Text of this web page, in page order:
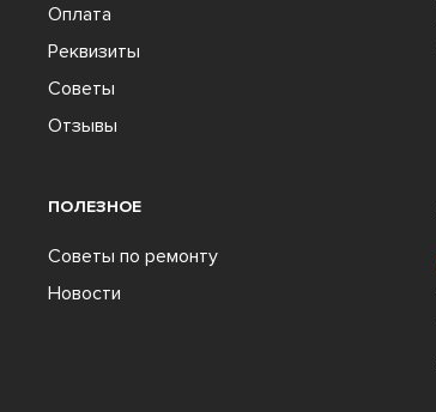
Оплата
Реквизиты
Советы
Отзывы
ПОЛЕЗНОЕ
Советы по ремонту
Новости